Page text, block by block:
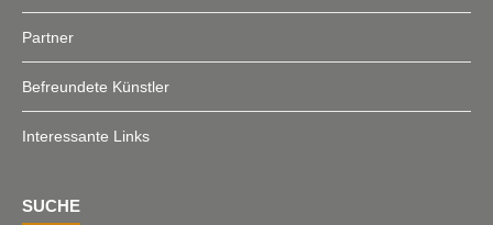
Partner
Befreundete Künstler
Interessante Links
SUCHE